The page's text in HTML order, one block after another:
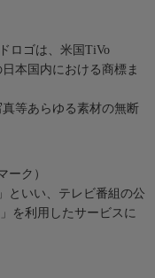
ロゴは、米国TiVo
本国内における商標ま
等あらゆる素材の無断
ーク）
といい、テレビ番組の公
を利用したサービスに